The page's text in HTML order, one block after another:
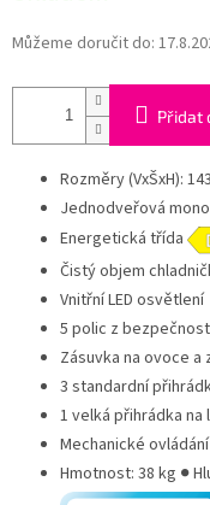
Můžeme doručit do:
Přidat
Rozměry (VxŠxH):
Jednodveřová
Energetická třída
Čistý objem
Vnitřní LED osvětlení
5 polic z
Zásuvka na ovoce a
3 standardní
1 velká přihrádka na
Mechanické
Hmotnost: 38 kg ●